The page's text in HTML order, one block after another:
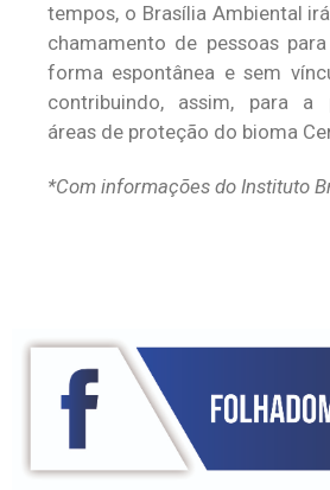
tempos, o Brasília Ambiental
chamamento de pessoas
forma espontânea e sem
contribuindo, assim, para a
áreas de proteção do bioma
*Com informações do Instituto